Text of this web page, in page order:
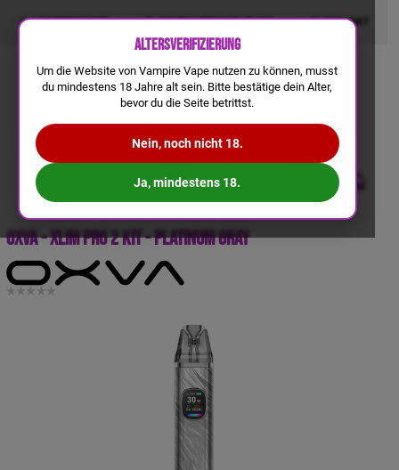
LIQUIDRECHNER GRATIS VERSAND AB 50€ KONTAKT
OXVA - Xlim Pro 2 Kit - Platinum Gray
Altersverifizierung
Um die Website von Vampire Vape nutzen zu können, musst
du mindestens 18 Jahre alt sein. Bitte bestätige dein Alter,
bevor du die Seite betrittst.
Nein, noch nicht 18.
Ja, mindestens 18.